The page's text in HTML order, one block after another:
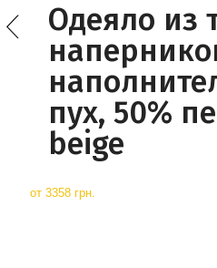
Одеяло из
пух, 50%
beige
от 3358 грн.